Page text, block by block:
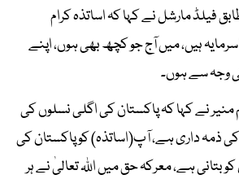
فیلڈ مارشل نے کہا کہ اساتذہ کرام
ہیں، میں آج جو کچھ بھی ہوں، اپنے
کی وجہ سے ہوں۔
نے کہا کہ پاکستان کی اگلی نسلوں کی
کی ذمہ داری ہے، آپ(اساتذہ) کو پاکستان کی
بتانی ہے، معرکہ حق میں اللہ تعالیٰ نے ہر